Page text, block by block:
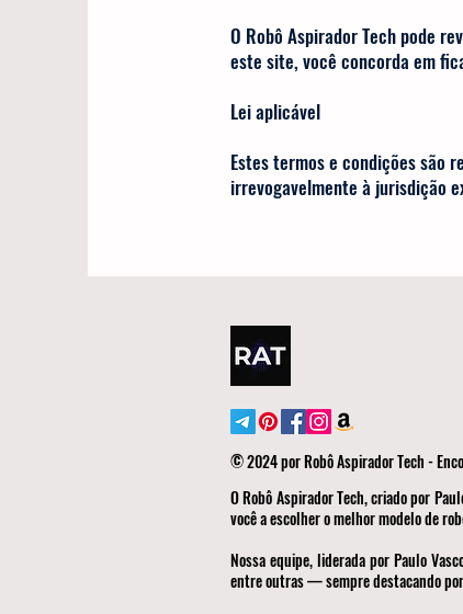
O Robô Aspirador Tech pode
este site, você concorda em
Lei aplicável
Estes termos e condições são
irrevogavelmente à jurisdição
© 2024 por Robô Aspirador Tech -
O Robô Aspirador Tech, criado por
você a escolher o melhor modelo de
Nossa equipe, liderada por Paulo
entre outras — sempre destacando